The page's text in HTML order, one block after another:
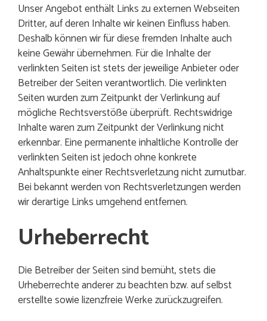
Unser Angebot enthält Links zu externen Webseiten
Dritter, auf deren Inhalte wir keinen Einfluss haben.
Deshalb können wir für diese fremden Inhalte auch
keine Gewähr übernehmen. Für die Inhalte der
verlinkten Seiten ist stets der jeweilige Anbieter oder
Betreiber der Seiten verantwortlich. Die verlinkten
Seiten wurden zum Zeitpunkt der Verlinkung auf
mögliche Rechtsverstöße überprüft. Rechtswidrige
Inhalte waren zum Zeitpunkt der Verlinkung nicht
erkennbar. Eine permanente inhaltliche Kontrolle der
verlinkten Seiten ist jedoch ohne konkrete
Anhaltspunkte einer Rechtsverletzung nicht zumutbar.
Bei bekannt werden von Rechtsverletzungen werden
wir derartige Links umgehend entfernen.
Urheberrecht
Die Betreiber der Seiten sind bemüht, stets die
Urheberrechte anderer zu beachten bzw. auf selbst
erstellte sowie lizenzfreie Werke zurückzugreifen.